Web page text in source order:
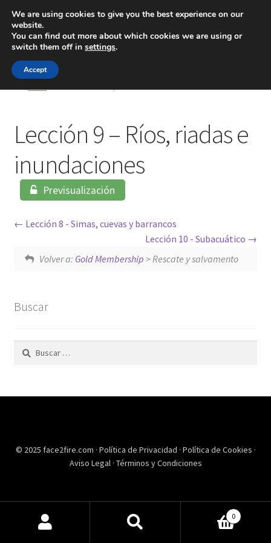
Inicio
Ingeniería
Contacto
Lección 9 – Ríos, riadas e
inundaciones
Previsualización
Lección 8 - Simas, cuevas y barrancos
Lección 10 - Subacuático
Volver a: Gold Membership > Rescate y salvamento
Buscar
Buscar:
© 2025 face2fire.com · Política de Privacidad · Política de Cookies ·
Aviso Legal · Términos y Condiciones
0
We are using cookies to give you the best experience on our
website.
You can find out more about which cookies we are using or
switch them off in settings.
Accept